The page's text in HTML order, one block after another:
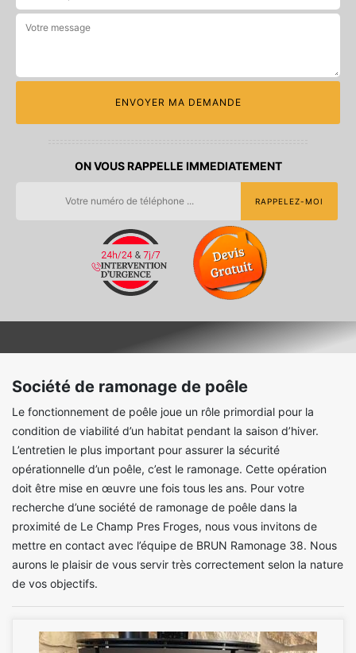
ON VOUS RAPPELLE IMMEDIATEMENT
Société de ramonage de poêle
Le fonctionnement de poêle joue un rôle primordial pour la
condition de viabilité d’un habitat pendant la saison d’hiver.
L’entretien le plus important pour assurer la sécurité
opérationnelle d’un poêle, c’est le ramonage. Cette opération
doit être mise en œuvre une fois tous les ans. Pour votre
recherche d’une société de ramonage de poêle dans la
proximité de Le Champ Pres Froges, nous vous invitons de
mettre en contact avec l’équipe de BRUN Ramonage 38. Nous
aurons le plaisir de vous servir très correctement selon la nature
de vos objectifs.